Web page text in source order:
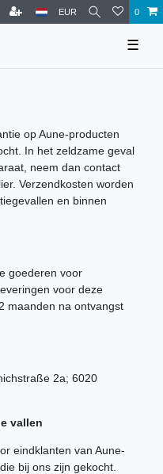
EUR 0
☰
op Aune-producten
In het zeldzame geval
neem dan contact
Verzendkosten worden
en binnen
goederen voor
voor deze
maanden na ontvangst
2a; 6020
vallen
eindklanten van Aune-
bij ons zijn gekocht.